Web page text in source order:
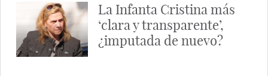
La Infanta Cristina más
‘clara y transparente’,
¿imputada de nuevo?